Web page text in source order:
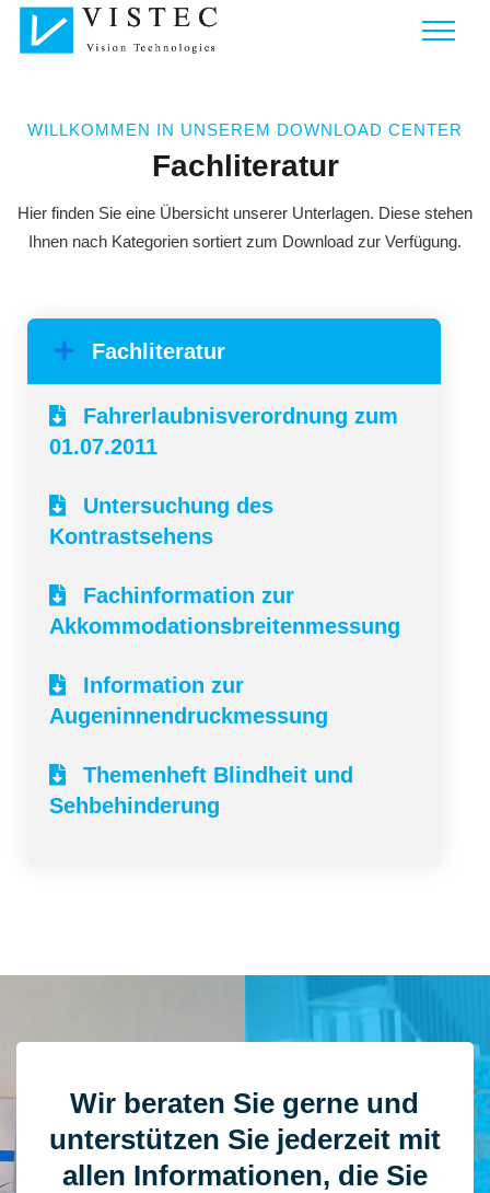
WILLKOMMEN IN UNSEREM DOWNLOAD CENTER
Fachliteratur
Hier finden Sie eine Übersicht unserer Unterlagen. Diese stehen
Ihnen nach Kategorien sortiert zum Download zur Verfügung.
Fachliteratur
Fahrerlaubnisverordnung zum
01.07.2011
Untersuchung des
Kontrastsehens
Fachinformation zur
Akkommodationsbreitenmessung
Information zur
Augeninnendruckmessung
Themenheft Blindheit und
Sehbehinderung
Wir beraten Sie gerne und
unterstützen Sie jederzeit mit
allen Informationen, die Sie